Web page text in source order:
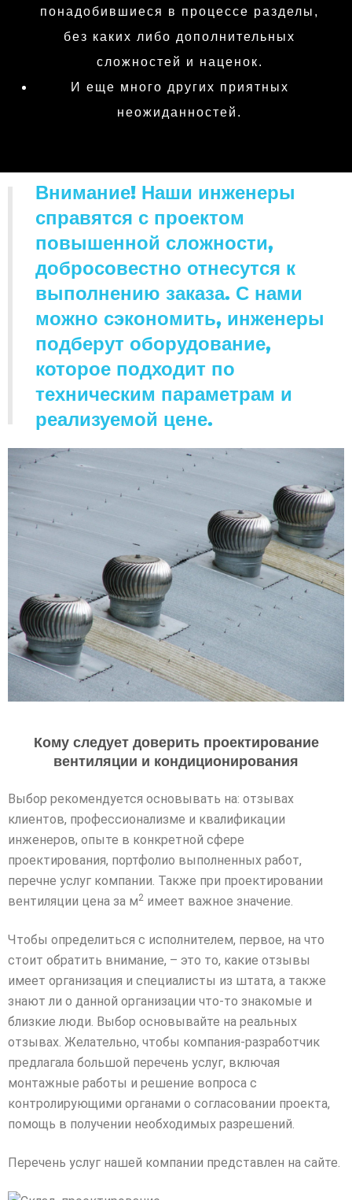
понадобившиеся в процессе разделы,
без каких либо дополнительных
сложностей и наценок.
И еще много других приятных
неожиданностей.
Внимание! Наши инженеры
справятся с проектом
повышенной сложности,
добросовестно отнесутся к
выполнению заказа. С нами
можно сэкономить, инженеры
подберут оборудование,
которое подходит по
техническим параметрам и
реализуемой цене.
Кому следует доверить проектирование
вентиляции и кондиционирования
Выбор рекомендуется основывать на: отзывах
клиентов, профессионализме и квалификации
инженеров, опыте в конкретной сфере
проектирования, портфолио выполненных работ,
перечне услуг компании. Также при проектировании
вентиляции цена за м2 имеет важное значение.
Чтобы определиться с исполнителем, первое, на что
стоит обратить внимание, – это то, какие отзывы
имеет организация и специалисты из штата, а также
знают ли о данной организации что-то знакомые и
близкие люди. Выбор основывайте на реальных
отзывах. Желательно, чтобы компания-разработчик
предлагала большой перечень услуг, включая
монтажные работы и решение вопроса с
контролирующими органами о согласовании проекта,
помощь в получении необходимых разрешений.
Перечень услуг нашей компании представлен на сайте.